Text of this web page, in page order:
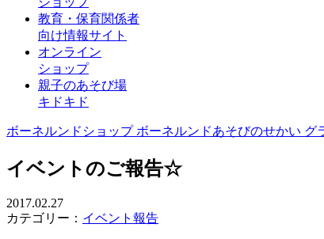
教育・保育関係者
向け情報サイト
オンライン
ショップ
親子のあそび場
キドキド
ボーネルンドショップ ボーネルンドあそびのせかい グ
イベントのご報告☆
2017.02.27
カテゴリー： イベント報告